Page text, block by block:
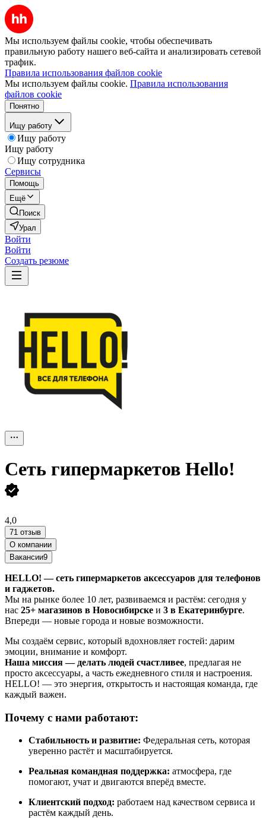
Мы используем файлы cookie, чтобы обеспечивать
правильную работу нашего веб-сайта и анализировать сетевой
трафик.
Правила использования файлов cookie
Мы используем файлы cookie. Правила использования
файлов cookie
Понятно
Ищу работу
Ищу работу
Ищу работу
Ищу сотрудника
Сервисы
Помощь
Ещё
Поиск
Урал
Войти
Войти
Создать резюме
Сеть гипермаркетов Hello!
4,0
71 отзыв
О компании
Вакансии9
HELLO! — сеть гипермаркетов аксессуаров для телефонов
и гаджетов.
Мы на рынке более 10 лет, развиваемся и растём: сегодня у
нас 25+ магазинов в Новосибирске и 3 в Екатеринбурге.
Впереди — новые города и новые возможности.
Мы создаём сервис, который вдохновляет гостей: дарим
эмоции, внимание и комфорт.
Наша миссия — делать людей счастливее, предлагая не
просто аксессуары, а часть ежедневного стиля и настроения.
HELLO! — это энергия, открытость и настоящая команда, где
каждый важен.
Почему с нами работают:
Стабильность и развитие: Федеральная сеть, которая
уверенно растёт и масштабируется.
Реальная командная поддержка: атмосфера, где
помогают, учат и двигаются вперёд вместе.
Клиентский подход: работаем над качеством сервиса и
растём каждый день.